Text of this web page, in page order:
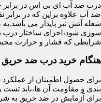
درب ضد آب ای بی اس در برابر
ضد آب علاوه براین که در برابر
شعله آتش نیز پایدار می
سوزی شود،اجزای ساختار
شرایطی که فشار و حرارت
هنگام خرید درب ضد حریق
برای حصول اطمینان از
برای آزمایش در ضد حریق به